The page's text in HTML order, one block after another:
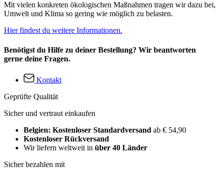
Mit vielen konkreten ökologischen Maßnahmen tragen wir dazu bei,
Umwelt und Klima so gering wie möglich zu belasten.
Hier findest du weitere Informationen.
Benötigst du Hilfe zu deiner Bestellung? Wir beantworten
gerne deine Fragen.
Kontakt
Geprüfte Qualität
Sicher und vertraut einkaufen
Belgien: Kostenloser Standardversand ab € 54,90
Kostenloser Rückversand
Wir liefern weltweit in über 40 Länder
Sicher bezahlen mit